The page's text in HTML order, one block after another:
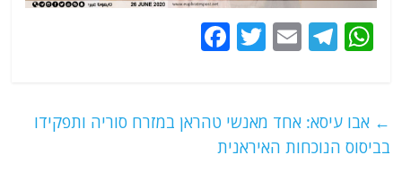
W
s
A
T
g
ra
E
l
T
er
e ← אבו עיסא: אחד מאנשי טהראן במזרח סוריה ותפקידו
בביסוס הנוכחות האיראנית